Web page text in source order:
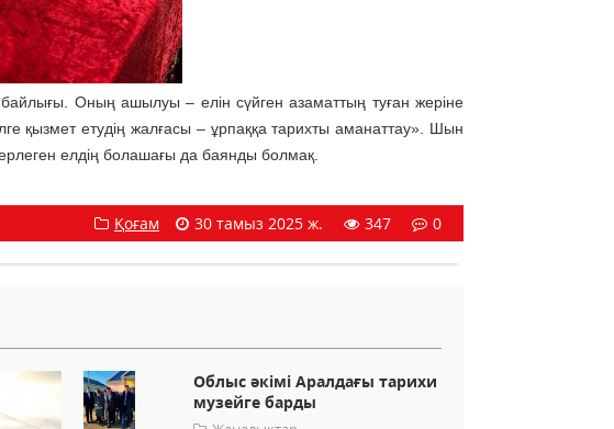
Оның ашылуы – елін сүйген азаматтың туған жеріне
қызмет етудің жалғасы – ұрпаққа тарихты аманаттау». Шын
елдің болашағы да баянды болмақ.
Қоғам 30 тамыз 2025 ж. 347 0
Облыс әкімі Аралдағы тарихи
музейге барды